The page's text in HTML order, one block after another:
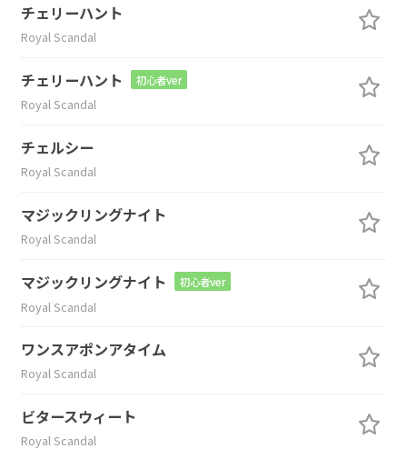
チェリーハント
Royal Scandal
チェリーハント 初心者ver
Royal Scandal
チェルシー
Royal Scandal
マジックリングナイト
Royal Scandal
マジックリングナイト 初心者ver
Royal Scandal
ワンスアポンアタイム
Royal Scandal
ビタースウィート
Royal Scandal